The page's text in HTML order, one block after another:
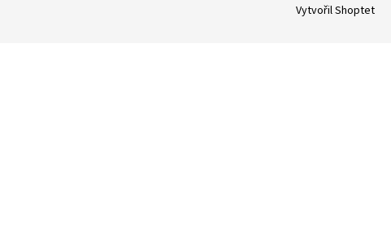
Vytvořil Shoptet